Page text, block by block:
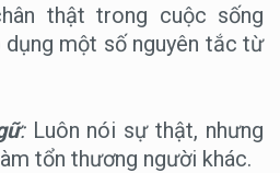
thật trong cuộc sống
dụng một số nguyên tắc từ
: Luôn nói sự thật, nhưng
tổn thương người khác.